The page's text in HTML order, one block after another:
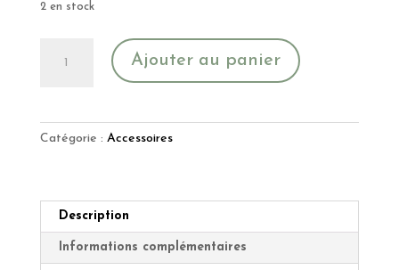
2 en stock
lin
Ajouter au panier
Catégorie : Accessoires
Description
Informations complémentaires